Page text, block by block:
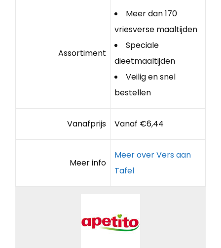
Assortiment
Meer dan 170
vriesverse maaltijden
Speciale
dieetmaaltijden
Veilig en snel
bestellen
Vanafprijs Vanaf €6,44
Meer info
Meer over Vers aan
Tafel